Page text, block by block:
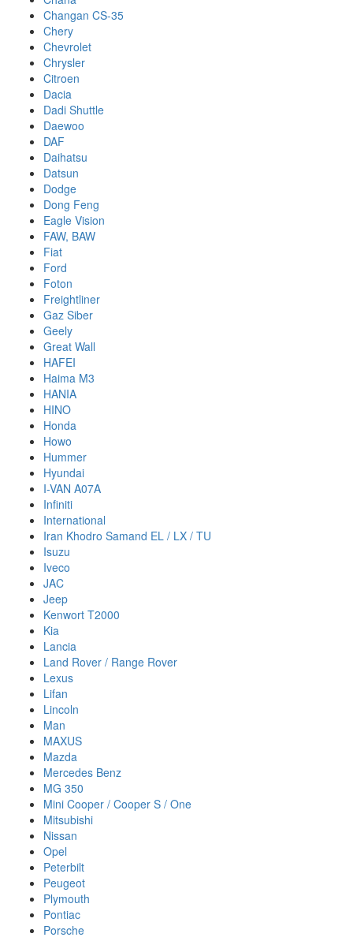
Changan CS-35
Chery
Chevrolet
Chrysler
Citroen
Dacia
Dadi Shuttle
Daewoo
DAF
Daihatsu
Datsun
Dodge
Dong Feng
Eagle Vision
FAW, BAW
Fiat
Ford
Foton
Freightliner
Gaz Siber
Geely
Great Wall
HAFEI
Haima M3
HANIA
HINO
Honda
Howo
Hummer
Hyundai
I-VAN A07A
Infiniti
International
Iran Khodro Samand EL / LX / TU
Isuzu
Iveco
JAC
Jeep
Kenwort T2000
Kia
Lancia
Land Rover / Range Rover
Lexus
Lifan
Lincoln
Man
MAXUS
Mazda
Mercedes Benz
MG 350
Mini Cooper / Cooper S / One
Mitsubishi
Nissan
Opel
Peterbilt
Peugeot
Plymouth
Pontiac
Porsche